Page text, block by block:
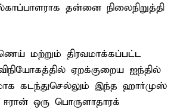
தன்னை நிலைநிறுத்தி
மற்றும் திரவமாக்கப்பட்ட
ஏறக்குறைய ஐந்தில்
கடந்துசெல்லும் இந்த ஹார்முஸ்
ஒரு பொருளாதாரக்